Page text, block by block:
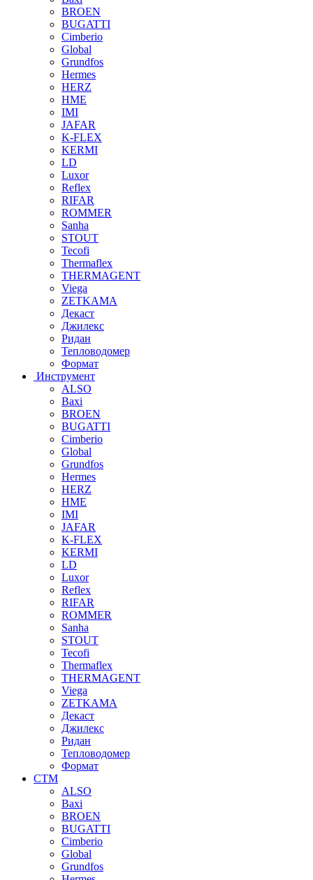
BROEN
BUGATTI
Cimberio
Global
Grundfos
Hermes
HERZ
HME
IMI
JAFAR
K-FLEX
KERMI
LD
Luxor
Reflex
RIFAR
ROMMER
Sanha
STOUT
Tecofi
Thermaflex
THERMAGENT
Viega
ZETKAMA
Декаст
Джилекс
Ридан
Тепловодомер
Формат
Инструмент
ALSO
Baxi
BROEN
BUGATTI
Cimberio
Global
Grundfos
Hermes
HERZ
HME
IMI
JAFAR
K-FLEX
KERMI
LD
Luxor
Reflex
RIFAR
ROMMER
Sanha
STOUT
Tecofi
Thermaflex
THERMAGENT
Viega
ZETKAMA
Декаст
Джилекс
Ридан
Тепловодомер
Формат
СТМ
ALSO
Baxi
BROEN
BUGATTI
Cimberio
Global
Grundfos